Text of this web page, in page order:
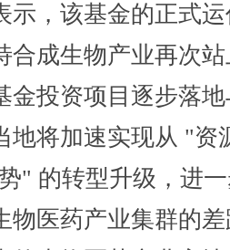
，该基金的正式运
合成生物产业再次
金投资项目逐步落
地将加速实现从 "资
" 的转型升级，进
物医药产业集群的